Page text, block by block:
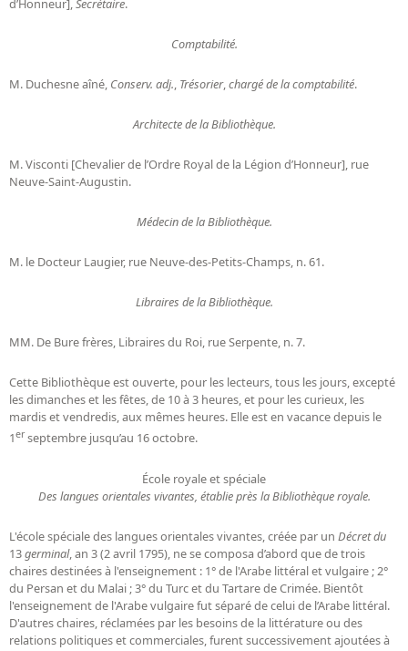
d’Honneur],Secrétaire.
Comptabilité.
M. Duchesne aîné, Conserv. adj., Trésorier,chargé de la comptabilité.
Architecte de la Bibliothèque.
M. Visconti [Chevalier de l’Ordre Royal de la Légion d’Honneur], rue
Neuve-Saint-Augustin.
Médecin de la Bibliothèque.
M. le Docteur Laugier, rue Neuve-des-Petits-Champs, n. 61.
Libraires de la Bibliothèque.
MM. De Bure frères, Libraires du Roi, rue Serpente, n. 7.
Cette Bibliothèque est ouverte, pour les lecteurs, tous les jours, excepté
les dimanches et les fêtes, de 10 à 3 heures, et pour les curieux, les
mardis et vendredis, aux mêmes heures. Elle est en vacance depuis le
1er septembre jusqu’au 16 octobre.
École royale et spéciale
Des langues orientales vivantes, établie près la Bibliothèque royale.
L'école spéciale des langues orientales vivantes, créée par un Décret du
13germinal, an 3 (2 avril 1795), ne se composa d’abord que de trois
chaires destinées à l'enseignement : 1° de l'Arabe littéral et vulgaire ; 2°
du Persan et du Malai ; 3° du Turc et du Tartare de Crimée. Bientôt
l'enseignement de l'Arabe vulgaire fut séparé de celui de l’Arabe littéral.
D'autres chaires, réclamées par les besoins de la littérature ou des
relations politiques et commerciales, furent successivement ajoutées à